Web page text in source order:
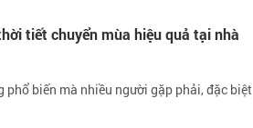
tiết chuyển mùa hiệu quả tại nhà
biến mà nhiều người gặp phải, đặc biệt